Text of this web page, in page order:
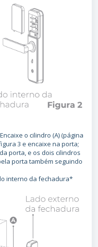
o cilindro (A) (página
3 e encaixe na porta;
porta, e os dois cilindros
porta também seguindo
interno da fechadura*